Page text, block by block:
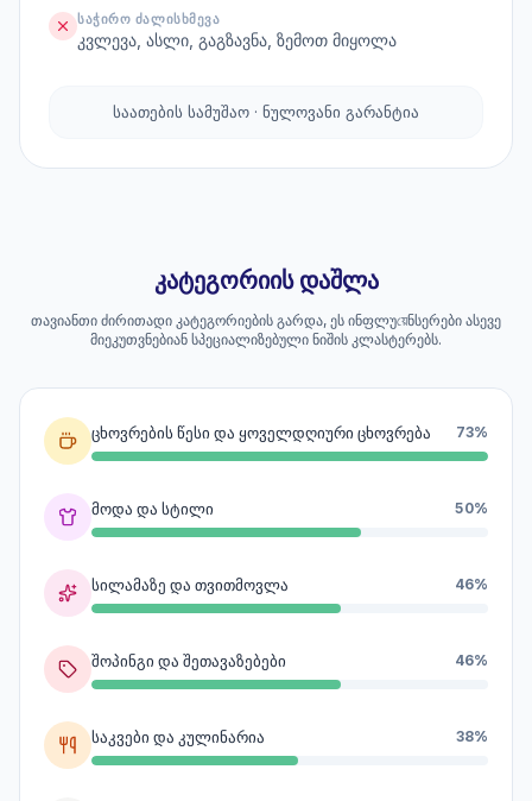
ᲡᲐᲭᲘᲠᲝ ᲫᲐᲚᲘᲡᲮᲛᲔᲕᲐ
კვლევა, ასლი, გაგზავნა, ზემოთ მიყოლა
საათების სამუშაო · ნულოვანი გარანტია
კატეგორიის დაშლა
თავიანთი ძირითადი კატეგორიების გარდა, ეს ინფლუয়েნსერები ასევე
მიეკუთვნებიან სპეციალიზებული ნიშის კლასტერებს.
ცხოვრების წესი და ყოველდღიური ცხოვრება 73%
მოდა და სტილი 50%
სილამაზე და თვითმოვლა 46%
შოპინგი და შეთავაზებები 46%
საკვები და კულინარია 38%